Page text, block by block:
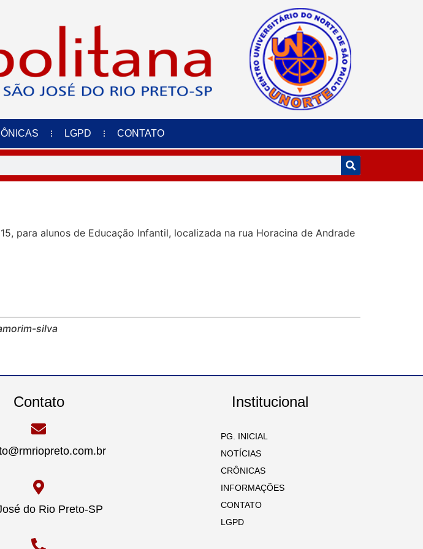
LGPD CONTATO
para alunos de Educação Infantil, localizada na rua Horacina de Andrade
silva
Contato
do Rio Preto-SP
Institucional
PG. INICIAL
NOTÍCIAS
CRÔNICAS
INFORMAÇÕES
CONTATO
LGPD